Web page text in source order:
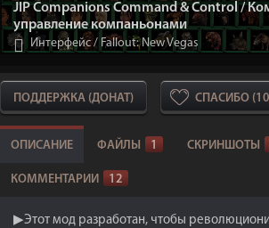
JIP Companions Command & Control /
управление компаньонами
Интерфейс/ Fallout: New Vegas
ПОДДЕРЖКА (ДОНАТ) СПАСИБО
ОПИСАНИЕ ФАЙЛЫ 1 СКРИНШОТЫ
КОММЕНТАРИИ 12
▶Этот мод разработан, чтобы